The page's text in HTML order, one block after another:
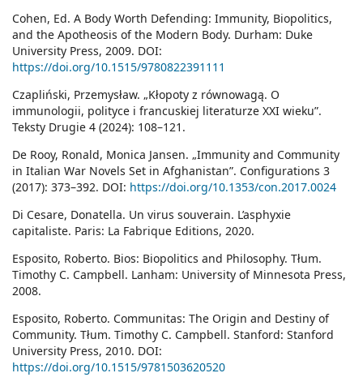
Cohen, Ed. A Body Worth Defending: Immunity, Biopolitics,
and the Apotheosis of the Modern Body. Durham: Duke
University Press, 2009. DOI:
https://doi.org/10.1515/9780822391111
Czapliński, Przemysław. „Kłopoty z równowagą. O
immunologii, polityce i francuskiej literaturze XXI wieku”.
Teksty Drugie 4 (2024): 108–121.
De Rooy, Ronald, Monica Jansen. „Immunity and Community
in Italian War Novels Set in Afghanistan”. Configurations 3
(2017): 373–392. DOI: https://doi.org/10.1353/con.2017.0024
Di Cesare, Donatella. Un virus souverain. L’asphyxie
capitaliste. Paris: La Fabrique Editions, 2020.
Esposito, Roberto. Bios: Biopolitics and Philosophy. Tłum.
Timothy C. Campbell. Lanham: University of Minnesota Press,
2008.
Esposito, Roberto. Communitas: The Origin and Destiny of
Community. Tłum. Timothy C. Campbell. Stanford: Stanford
University Press, 2010. DOI:
https://doi.org/10.1515/9781503620520